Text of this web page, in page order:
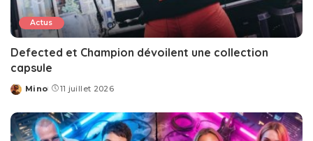
Actus
Defected et Champion dévoilent une collection
capsule
Posted
Mino 11 juillet 2026